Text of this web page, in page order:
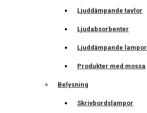
Ljuddämpande tavlor
Ljudabsorbenter
Ljuddämpande lampor
Produkter med mossa
Belysning
Skrivbordslampor